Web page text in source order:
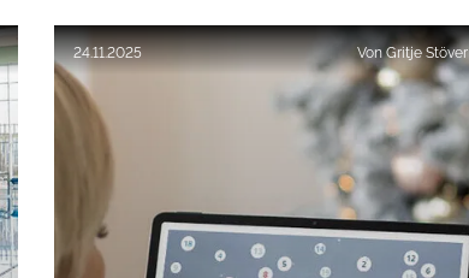
Veröffentlicht am:
24.11.2025 VonGritje Stöver